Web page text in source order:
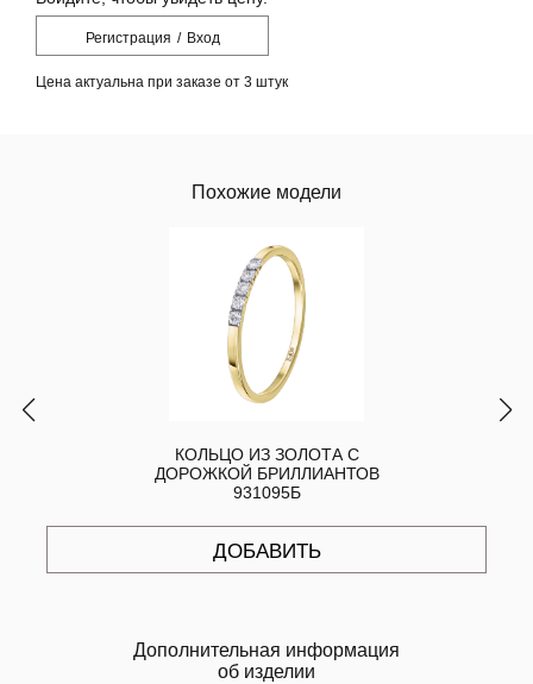
Регистрация / Вход
Цена актуальна при заказе от 3 штук
Похожие модели
КОЛЬЦО ИЗ ЗОЛОТА С
ДОРОЖКОЙ БРИЛЛИАНТОВ
931095Б
ДОБАВИТЬ
Дополнительная информация
об изделии